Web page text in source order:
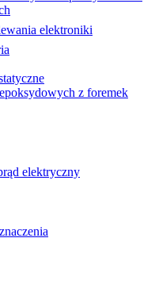
elektroniki
z foremek
elektryczny